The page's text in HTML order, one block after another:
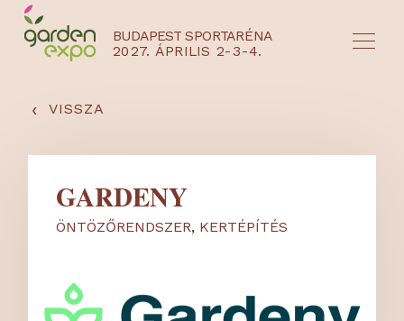
BUDAPEST SPORTARÉNA
2027. ÁPRILIS 2-3-4.
‹ VISSZA
GARDENY
ÖNTÖZŐRENDSZER, KERTÉPÍTÉS